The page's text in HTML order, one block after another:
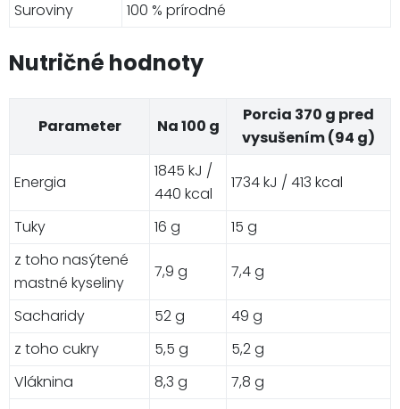
Suroviny
100 % prírodné
Nutričné hodnoty
Parameter Na 100 g
Porcia 370 g pred
vysušením (94 g)
Energia
1845 kJ /
440 kcal
1734 kJ / 413 kcal
Tuky 16 g
15 g
z toho nasýtené
mastné kyseliny
7,9 g 7,4 g
Sacharidy 52 g
49 g
z toho cukry
5,5 g
5,2 g
Vláknina
8,3 g
7,8 g